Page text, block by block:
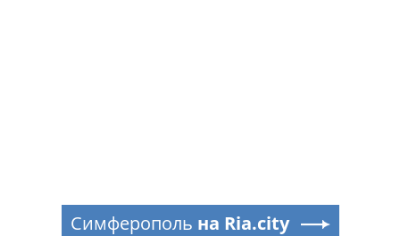
Симферополь на Ria.city